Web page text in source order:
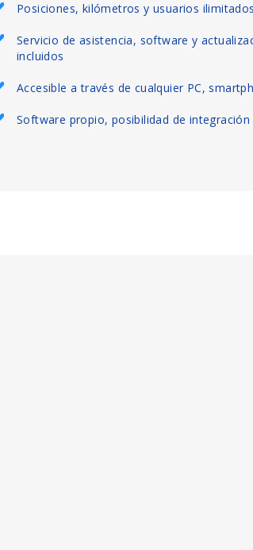
Posiciones, kilómetros y usuarios ilimitados
Servicio de asistencia, software y
incluidos
Accesible a través de cualquier PC,
Software propio, posibilidad de integración